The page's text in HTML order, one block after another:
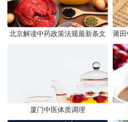
北京解读中药政策法规最新条文
厦门中医体质调理